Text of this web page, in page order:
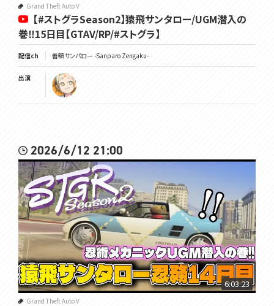
Grand Theft Auto V
【#ストグラSeason2】猿飛サンタロー/UGM潜入の
巻‼15日目【GTAV/RP/#ストグラ】
配信ch 善額サンパロー -Sanparo Zengaku-
出演
2026/6/12 21:00
6:03:23
Grand Theft Auto V